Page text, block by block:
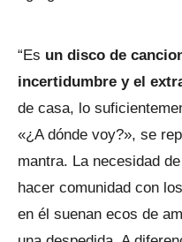
“Es un disco de
incertidumbre y el
de casa, lo
«¿A dónde voy?», se
mantra. La necesidad
hacer comunidad con
en él suenan ecos de